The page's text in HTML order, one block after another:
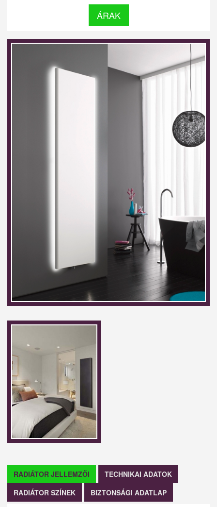
ÁRAK
RADIÁTOR JELLEMZŐI
TECHNIKAI ADATOK
RADIÁTOR SZÍNEK
BIZTONSÁGI ADATLAP